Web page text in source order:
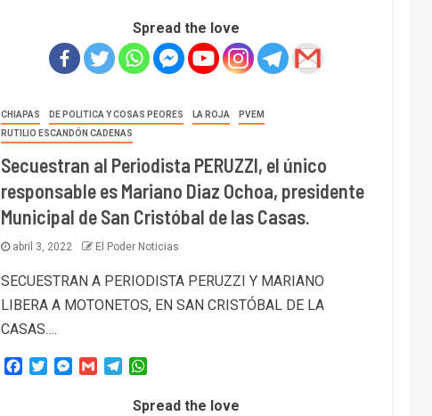
Spread the love
CHIAPAS DE POLITICA Y COSAS PEORES LA ROJA
PVEM
RUTILIO ESCANDÓN CADENAS
Secuestran al Periodista PERUZZI, el único
responsable es Mariano Diaz Ochoa, presidente
Municipal de San Cristóbal de las Casas.
abril 3, 2022 El Poder Noticias
SECUESTRAN A PERIODISTA PERUZZI Y MARIANO
LIBERA A MOTONETOS, EN SAN CRISTÓBAL DE LA
CASAS….
Facebook
TwitterMessenger
GmailTelegram
Spread the love